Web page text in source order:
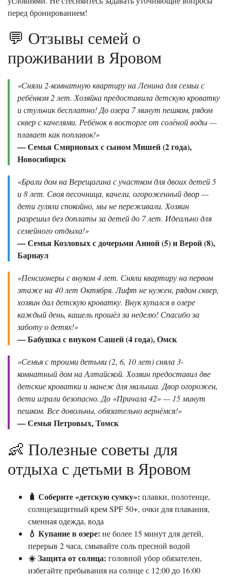
перед бронированием!
💬 Отзывы семей о
проживании в Яровом
«Сняли 2-комнатную квартиру на Ленина для семьи с
ребёнком 2 лет. Хозяйка предоставила детскую кроватку
и стульчик бесплатно! До озера 7 минут пешком, рядом
сквер с качелями. Ребёнок в восторге от солёной воды —
плавает как поплавок!»
— Семья Смирновых с сыном Мишей (2 года),
Новосибирск
«Брали дом на Верещагина с участком для двоих детей 5
и 8 лет. Своя песочница, качели, огороженный двор —
дети гуляли спокойно, мы не переживали. Хозяин
разрешил без доплаты за детей до 7 лет. Идеально для
семейного отдыха!»
— Семья Козловых с дочерьми Анной (5) и Верой (8),
Барнаул
«Пенсионеры с внуком 4 лет. Сняли квартиру на первом
этаже на 40 лет Октября. Лифт не нужен, рядом сквер,
хозяин дал детскую кроватку. Внук купался в озере
каждый день, кашель прошёл за неделю! Спасибо за
заботу о детях!»
— Бабушка с внуком Сашей (4 года), Омск
«Семья с троими детьми (2, 6, 10 лет) сняла 3-
комнатный дом на Алтайской. Хозяин предоставил две
детские кроватки и манеж для малыша. Двор огорожен,
дети играли безопасно. До «Причала 42» — 15 минут
пешком. Все довольны, обязательно вернёмся!»
— Семья Петровых, Томск
👶 Полезные советы для
отдыха с детьми в Яровом
🧳 Соберите «детскую сумку»: плавки, полотенце,
солнцезащитный крем SPF 50+, очки для плавания,
сменная одежда, вода
💧 Купание в озере: не более 15 минут для детей,
перерыв 2 часа, смывайте соль пресной водой
☀️ Защита от солнца: головной убор обязателен,
избегайте пребывания на солнце с 12:00 до 16:00